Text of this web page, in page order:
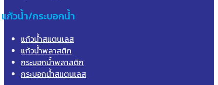
แก้วน้ำ/กระบอกน้ำ
แก้วน้ำสแตนเลส
แก้วน้ำพลาสติก
กระบอกน้ำพลาสติก
กระบอกน้ำสแตนเลส